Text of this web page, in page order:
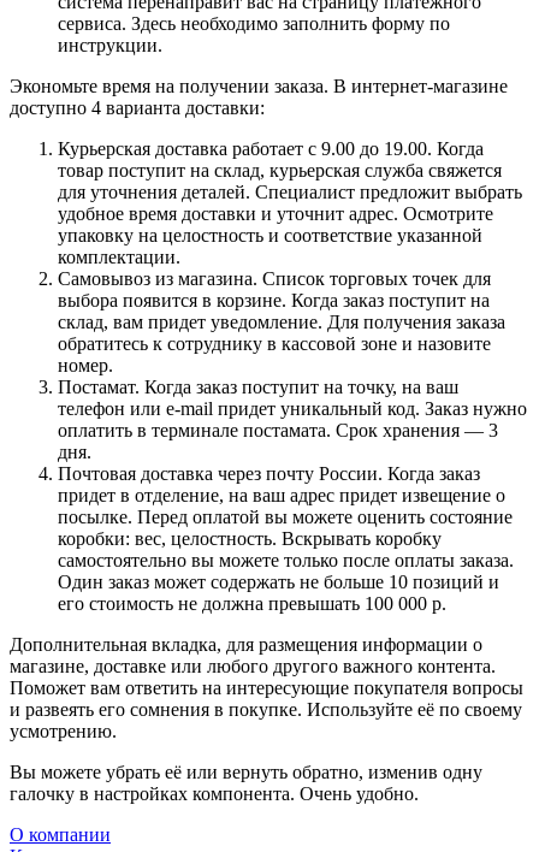
сервиса. Здесь необходимо заполнить форму по
инструкции.
Экономьте время на получении заказа. В интернет-магазине
доступно 4 варианта доставки:
Курьерская доставка работает с 9.00 до 19.00. Когда
товар поступит на склад, курьерская служба свяжется
для уточнения деталей. Специалист предложит выбрать
удобное время доставки и уточнит адрес. Осмотрите
упаковку на целостность и соответствие указанной
комплектации.
Самовывоз из магазина. Список торговых точек для
выбора появится в корзине. Когда заказ поступит на
склад, вам придет уведомление. Для получения заказа
обратитесь к сотруднику в кассовой зоне и назовите
номер.
Постамат. Когда заказ поступит на точку, на ваш
телефон или e-mail придет уникальный код. Заказ нужно
оплатить в терминале постамата. Срок хранения — 3
дня.
Почтовая доставка через почту России. Когда заказ
придет в отделение, на ваш адрес придет извещение о
посылке. Перед оплатой вы можете оценить состояние
коробки: вес, целостность. Вскрывать коробку
самостоятельно вы можете только после оплаты заказа.
Один заказ может содержать не больше 10 позиций и
его стоимость не должна превышать 100 000 р.
Дополнительная вкладка, для размещения информации о
магазине, доставке или любого другого важного контента.
Поможет вам ответить на интересующие покупателя вопросы
и развеять его сомнения в покупке. Используйте её по своему
усмотрению.
Вы можете убрать её или вернуть обратно, изменив одну
галочку в настройках компонента. Очень удобно.
О компании